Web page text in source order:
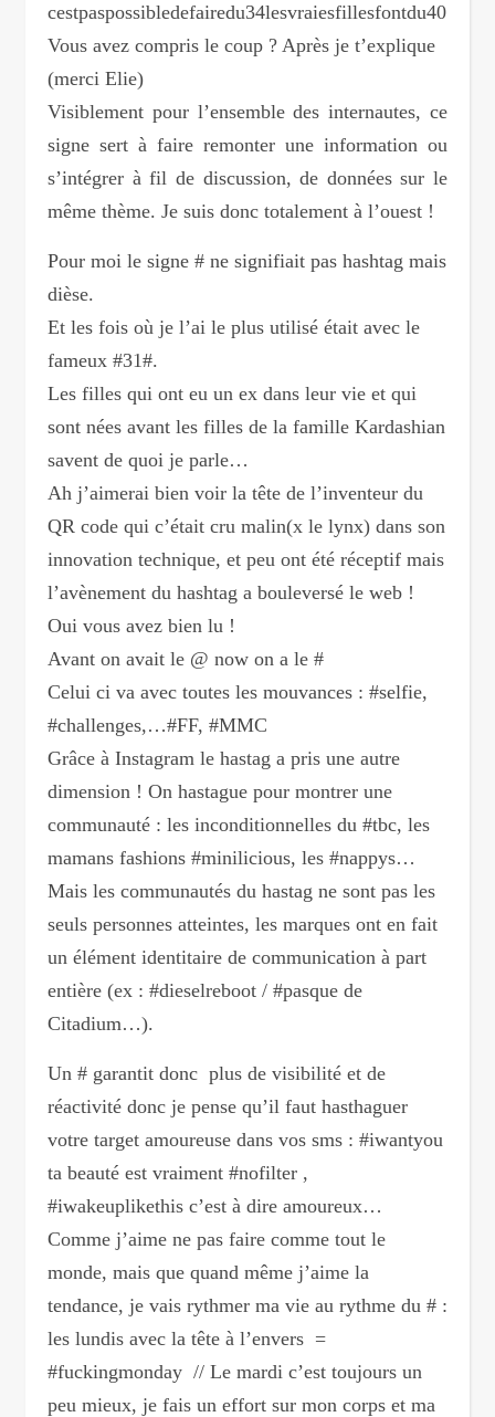
cestpaspossibledefairedu34lesvraiesfillesfontdu40
Vous avez compris le coup ? Après je t’explique
(merci Elie)
Visiblement pour l’ensemble des internautes, ce
signe sert à faire remonter une information ou
s’intégrer à fil de discussion, de données sur le
même thème. Je suis donc totalement à l’ouest !
Pour moi le signe # ne signifiait pas hashtag mais
dièse.
Et les fois où je l’ai le plus utilisé était avec le
fameux #31#.
Les filles qui ont eu un ex dans leur vie et qui
sont nées avant les filles de la famille Kardashian
savent de quoi je parle…
Ah j’aimerai bien voir la tête de l’inventeur du
QR code qui c’était cru malin(x le lynx) dans son
innovation technique, et peu ont été réceptif mais
l’avènement du hashtag a bouleversé le web !
Oui vous avez bien lu !
Avant on avait le @ now on a le #
Celui ci va avec toutes les mouvances : #selfie,
#challenges,…#FF, #MMC
Grâce à Instagram le hastag a pris une autre
dimension ! On hastague pour montrer une
communauté : les inconditionnelles du #tbc, les
mamans fashions #minilicious, les #nappys…
Mais les communautés du hastag ne sont pas les
seuls personnes atteintes, les marques ont en fait
un élément identitaire de communication à part
entière (ex : #dieselreboot / #pasque de
Citadium…).
Un # garantit donc plus de visibilité et de
réactivité donc je pense qu’il faut hasthaguer
votre target amoureuse dans vos sms : #iwantyou
ta beauté est vraiment #nofilter ,
#iwakeuplikethis c’est à dire amoureux…
Comme j’aime ne pas faire comme tout le
monde, mais que quand même j’aime la
tendance, je vais rythmer ma vie au rythme du # :
les lundis avec la tête à l’envers =
#fuckingmonday // Le mardi c’est toujours un
peu mieux, je fais un effort sur mon corps et ma